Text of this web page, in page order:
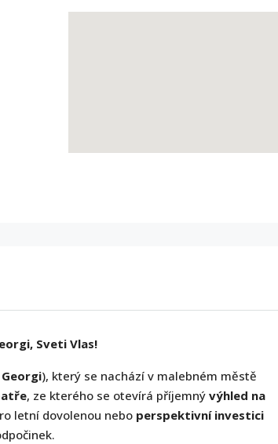
Sveti Vlas!
), který se nachází v malebném městě
, ze kterého se otevírá příjemný výhled na
letní dovolenou nebo perspektivní investici